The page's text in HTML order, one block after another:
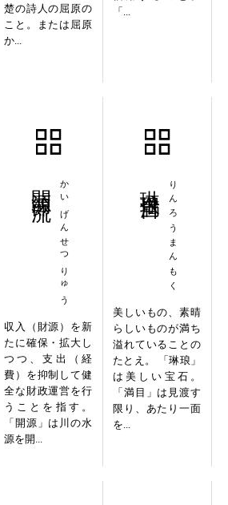
楚の詩人の屈原の
こと。または屈原
か...
「...
かいげんせつりゅう
収入（財源）を新
たに確保・拡大し
つつ、支出（経
費）を抑制して健
全な財政運営を行
うことを指す。
「開源」は川の水
源を開...
りんろうまんもく
美しいもの、素晴
らしいものが満ち
溢れていることの
たとえ。 「琳琅」
は美しい宝石。
「満目」は見渡す
限り、あたり一面
を...